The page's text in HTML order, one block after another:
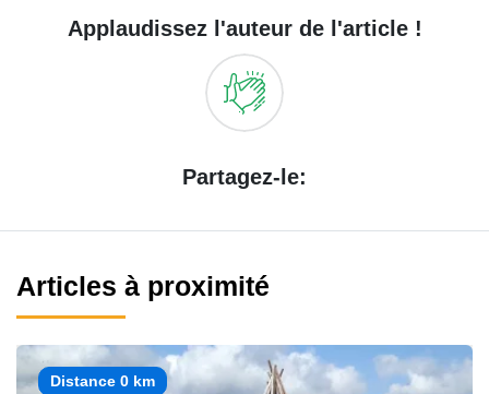
Applaudissez l'auteur de l'article !
Partagez-le:
Articles à proximité
Distance 0 km